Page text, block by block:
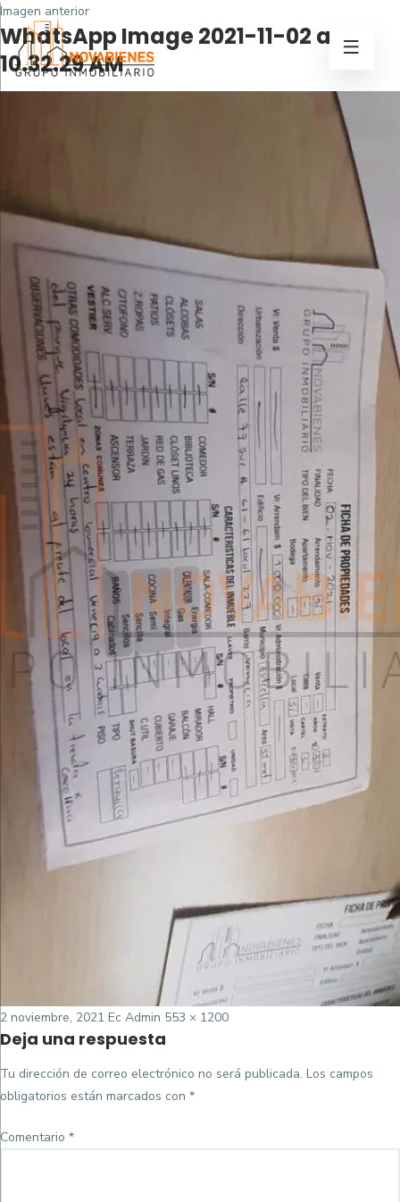
Imagen anterior
WhatsApp Image 2021-11-02 at
10.32.29 AM
Posted
on
2 noviembre, 2021 Ec Admin Tamaño
completo
553 × 1200
Deja una respuesta
Tu dirección de correo electrónico no será publicada. Los campos
obligatorios están marcados con *
Comentario *